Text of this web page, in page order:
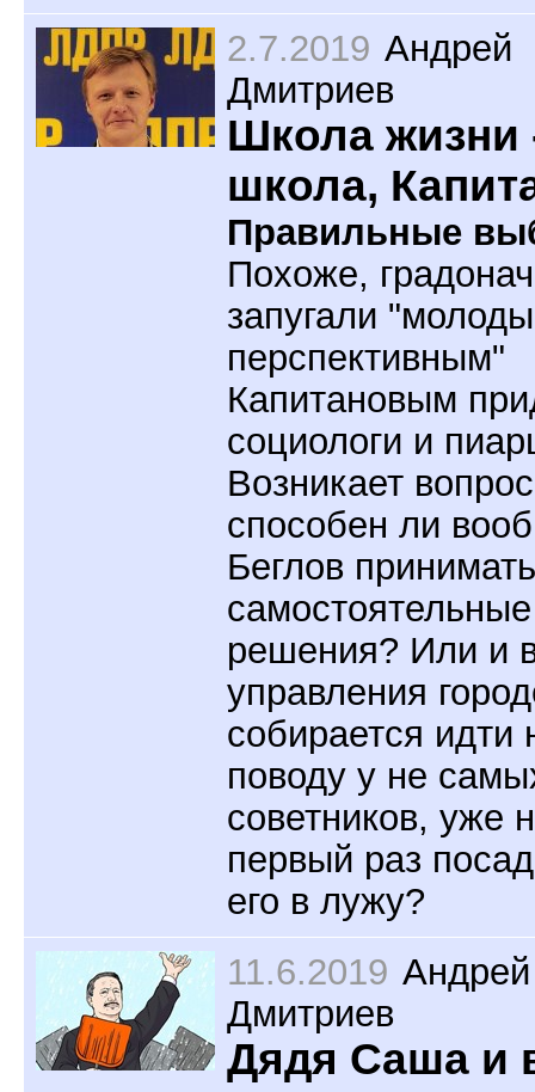
2.7.2019 Андрей
Дмитриев
Школа жизни
школа,
Правильные
Похоже,
запугали
перспективным"
Капитановым
социологи и
Возникает
способен ли
Беглов принимать
самостоятельные
решения? Или и
управления
собирается идти
поводу у не
советников, уже
первый раз
его в лужу?
11.6.2019 Андрей
Дмитриев
Дядя Саша и